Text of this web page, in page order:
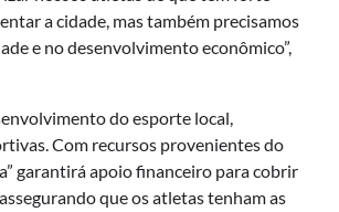
a cidade, mas também precisamos
e no desenvolvimento econômico”,
do esporte local,
Com recursos provenientes do
garantirá apoio financeiro para cobrir
que os atletas tenham as